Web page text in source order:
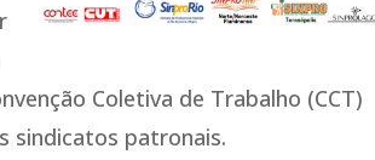
Coletiva de Trabalho (CCT)
sindicatos patronais.